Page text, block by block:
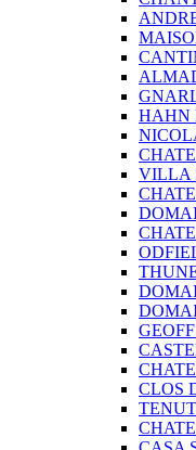
HAHN
VILLA
CLOS